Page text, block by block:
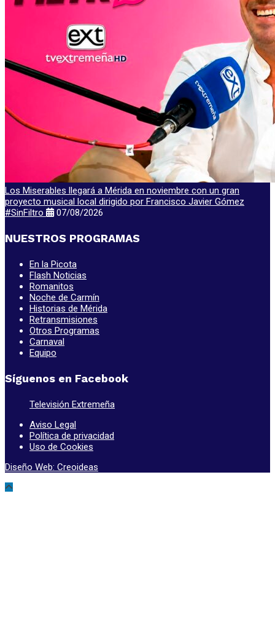
Los Miserables llegará a Mérida en noviembre con un gran
proyecto musical local dirigido por Francisco Javier Gómez
#SinFiltro
07/08/2026
NUESTROS PROGRAMAS
En la Picota
Flash Noticias
Romanitos
Noche de Carmín
Historias de Mérida
Retransmisiones
Otros Programas
Carnaval
Equipo
Síguenos en Facebook
Televisión Extremeña
Aviso Legal
Política de privacidad
Uso de Cookies
Diseño Web: Creoideas